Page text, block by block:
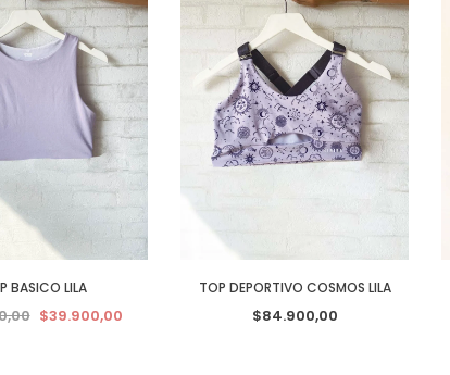
BASICO LILA
$39.900,00
TOP DEPORTIVO COSMOS LILA
$84.900,00